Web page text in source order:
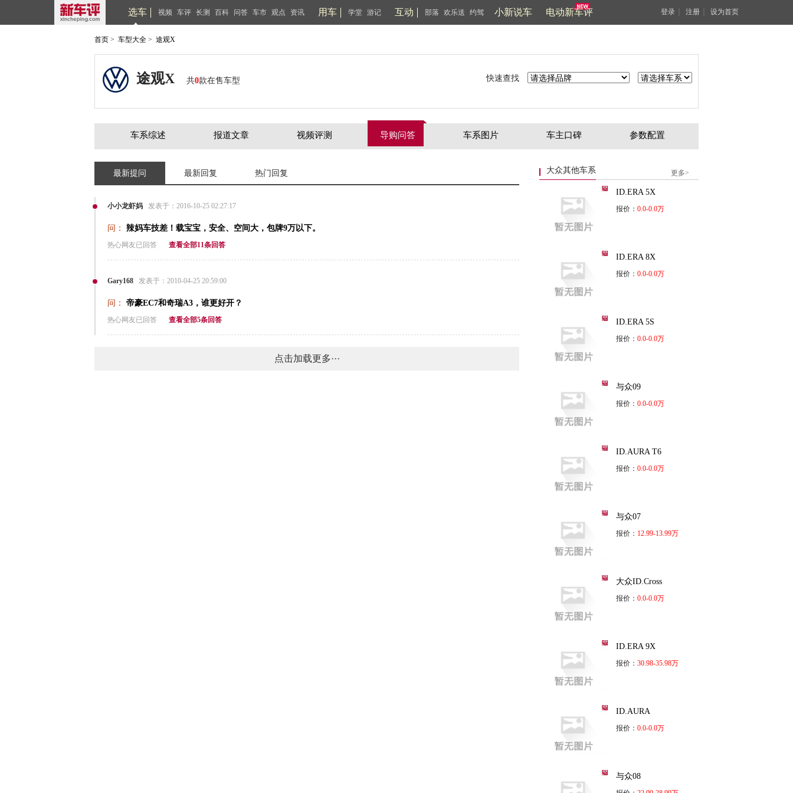
选车 视频 车评 长测 百科 问答 车市 观点 资讯 用车 学堂 游记 互动 部落 欢乐送 约驾 小新说车 电动新车评 登录 注册 设为首页
首页 > 车型大全 > 途观X
途观X 共0款在售车型 快速查找
车系综述 报道文章 视频评测 导购问答 车系图片 车主口碑 参数配置
最新提问 最新回复 热门回复
小小龙虾妈 发表于：2016-10-25 02:27:17
问： 辣妈车技差！载宝宝，安全、空间大，包牌9万以下。
热心网友已回答 查看全部11条回答
Gary168 发表于：2010-04-25 20:59:00
问： 帝豪EC7和奇瑞A3，谁更好开？
热心网友已回答 查看全部5条回答
点击加载更多···
大众其他车系 更多>
ID.ERA 5X
报价： 0.0-0.0万
ID.ERA 8X
报价： 0.0-0.0万
ID.ERA 5S
报价： 0.0-0.0万
与众09
报价： 0.0-0.0万
ID.AURA T6
报价： 0.0-0.0万
与众07
报价： 12.99-13.99万
大众ID.Cross
报价： 0.0-0.0万
ID.ERA 9X
报价： 30.98-35.98万
ID.AURA
报价： 0.0-0.0万
与众08